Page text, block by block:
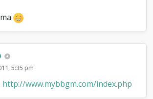
5:35 pm
http://www.mybbgm.com/index.php